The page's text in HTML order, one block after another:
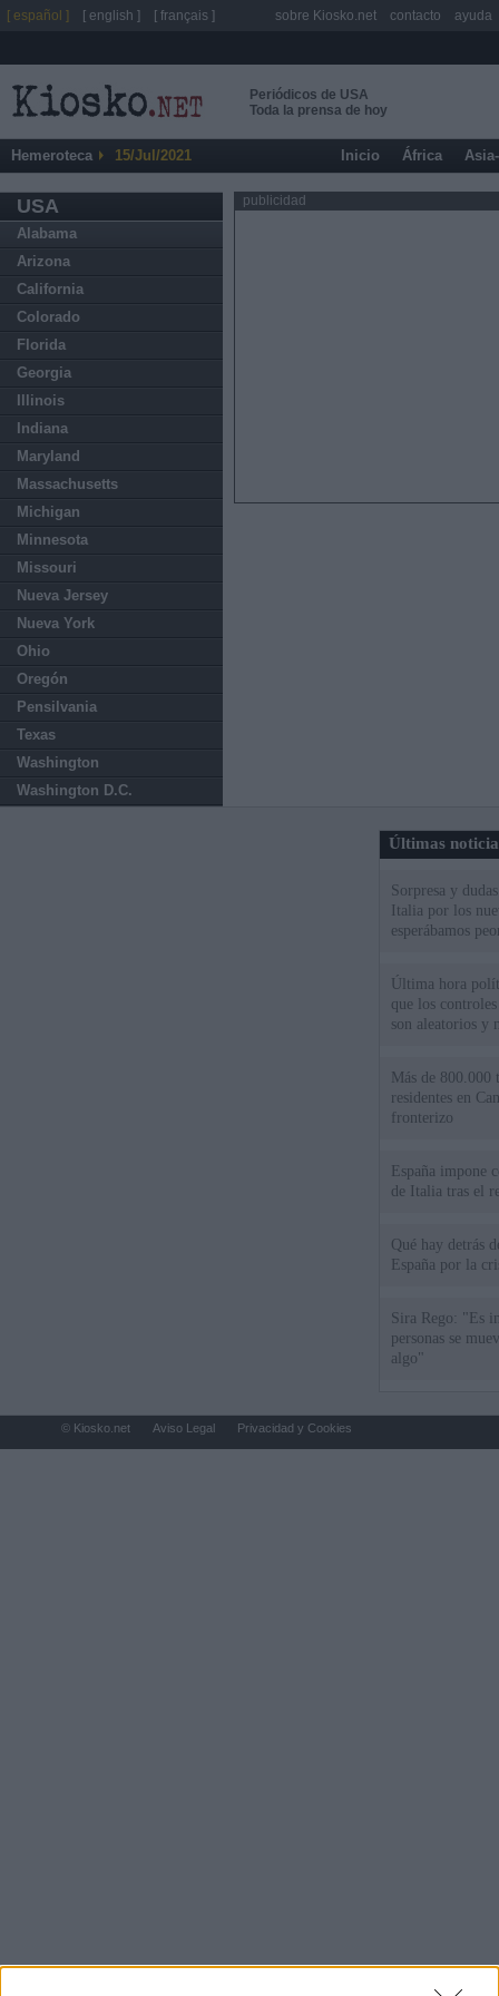
Periódicos de USA
Toda la prensa de hoy
Hemeroteca 15/Jul/2021 Inicio África
USA
Alabama
Arizona
California
Colorado
Florida
Georgia
Illinois
Indiana
Maryland
Massachusetts
Michigan
Minnesota
Missouri
Nueva Jersey
Nueva York
Ohio
Oregón
Pensilvania
Texas
Washington
Washington D.C.
publicidad
Últimas
Sorpresa y
Italia por los
esperábamos
Última hora
que los
son aleatorios y
Más de 800.000
residentes en
fronterizo
España impone
de Italia tras el
Qué hay detrás
España por la
Sira Rego: "Es
personas se
algo"
[ español ] [ english ] [ français ] sobre Kiosko.net contacto ayuda
© Kiosko.net Aviso Legal Privacidad y Cookies